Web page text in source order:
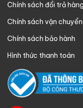
Chính sách đổi trả
Chính sách vận chuyển
Chính sách bảo hành
Hình thức thanh toán